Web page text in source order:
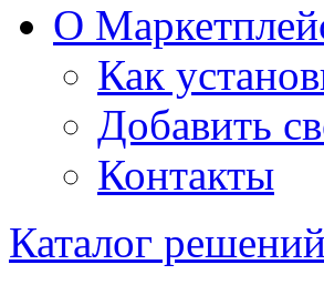
О
Как
Добавить
Контакты
Каталог решений